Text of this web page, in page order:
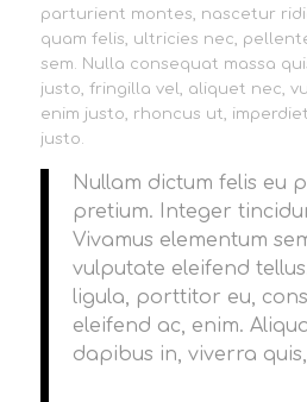
parturient montes, nascetur
quam felis, ultricies nec,
sem. Nulla consequat massa
justo, fringilla vel, aliquet nec,
enim justo, rhoncus ut,
justo.
Nullam dictum felis eu
pretium. Integer
Vivamus elementum
vulputate eleifend
ligula, porttitor eu,
eleifend ac, enim.
dapibus in, viverra